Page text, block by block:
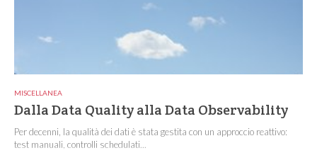
MISCELLANEA
Dalla Data Quality alla Data Observability
Per decenni, la qualità dei dati è stata gestita con un approccio reattivo:
test manuali, controlli schedulati...